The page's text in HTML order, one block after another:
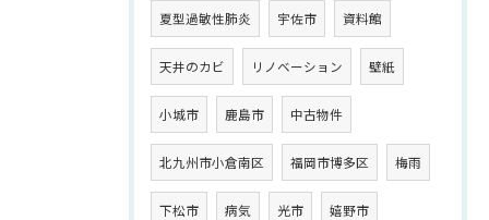
夏型過敏性肺炎 宇佐市 資料館
天井のカビ リノベーション 壁紙
小城市 鹿島市 中古物件
北九州市小倉南区 福岡市博多区 梅雨
下松市 病気 光市 嬉野市